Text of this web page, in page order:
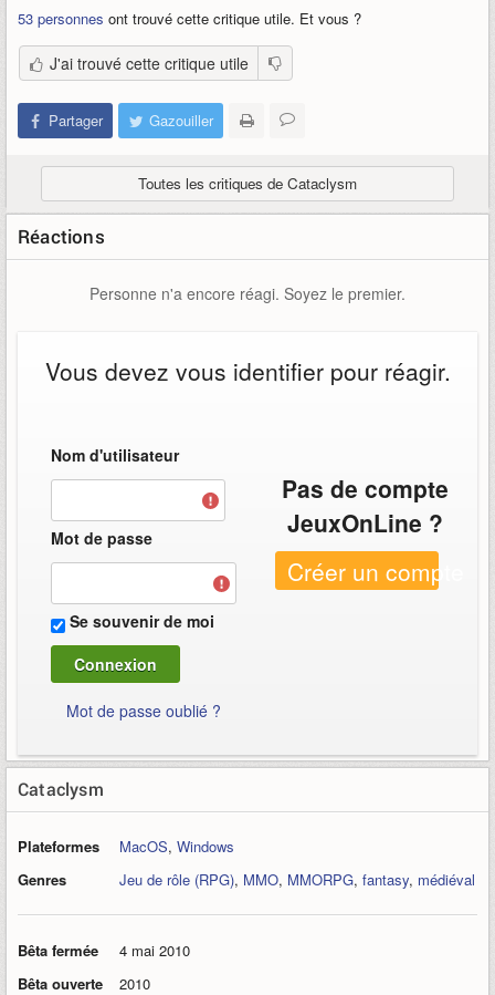
53 personnes ont trouvé cette critique utile. Et vous ?
J'ai trouvé cette critique utile
Partager Gazouiller
Toutes les critiques de Cataclysm
Réactions
Personne n'a encore réagi. Soyez le premier.
Vous devez vous identifier pour réagir.
Nom d'utilisateur
Mot de passe
Se souvenir de moi
Mot de passe oublié ?
Pas de compte
JeuxOnLine ?
Créer un compte
Cataclysm
Plateformes MacOS, Windows
Genres
Jeu de rôle (RPG), MMO, MMORPG, fantasy, médiéval
Bêta fermée
4 mai 2010
Bêta ouverte
2010